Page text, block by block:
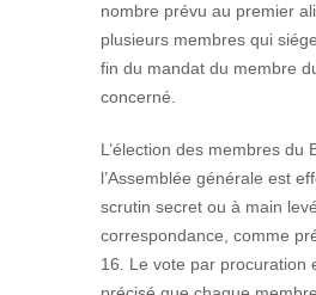
nombre prévu au premier
plusieurs membres qui
fin du mandat du membre
concerné.
L’élection des membres du
l’Assemblée générale est
scrutin secret ou à main
correspondance, comme
16. Le vote par procuration